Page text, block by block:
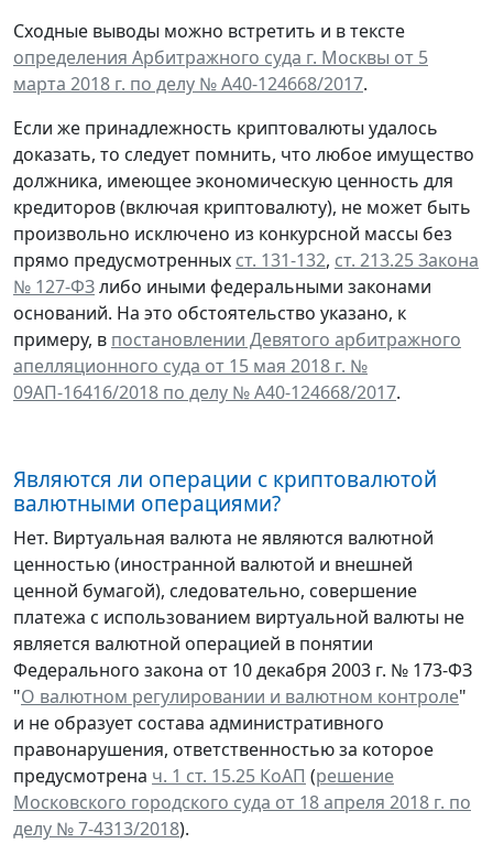
Сходные выводы можно встретить и в тексте
определения Арбитражного суда г. Москвы от 5
марта 2018 г. по делу № А40-124668/2017.
Если же принадлежность криптовалюты удалось
доказать, то следует помнить, что любое имущество
должника, имеющее экономическую ценность для
кредиторов (включая криптовалюту), не может быть
произвольно исключено из конкурсной массы без
прямо предусмотренных ст. 131-132, ст. 213.25 Закона
№ 127-ФЗлибо иными федеральными законами
оснований. На это обстоятельство указано, к
примеру, в постановлении Девятого арбитражного
апелляционного суда от 15 мая 2018 г. №
09АП-16416/2018 по делу № А40-124668/2017.
Являются ли операции с криптовалютой
валютными операциями?
Нет. Виртуальная валюта не являются валютной
ценностью (иностранной валютой и внешней
ценной бумагой), следовательно, совершение
платежа с использованием виртуальной валюты не
является валютной операцией в понятии
Федерального закона от 10 декабря 2003 г. № 173-ФЗ
"О валютном регулировании и валютном контроле"
и не образует состава административного
правонарушения, ответственностью за которое
предусмотрена ч. 1 ст. 15.25 КоАП (решение
Московского городского суда от 18 апреля 2018 г. по
делу № 7-4313/2018).